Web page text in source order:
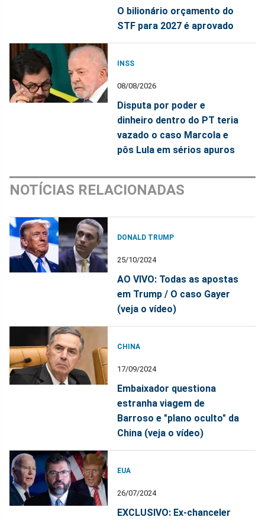
O bilionário orçamento do
STF para 2027 é aprovado
INSS
08/08/2026
Disputa por poder e
dinheiro dentro do PT teria
vazado o caso Marcola e
pôs Lula em sérios apuros
NOTÍCIAS RELACIONADAS
DONALD TRUMP
25/10/2024
AO VIVO: Todas as apostas
em Trump / O caso Gayer
(veja o vídeo)
CHINA
17/09/2024
Embaixador questiona
estranha viagem de
Barroso e "plano oculto" da
China (veja o vídeo)
EUA
26/07/2024
EXCLUSIVO: Ex-chanceler